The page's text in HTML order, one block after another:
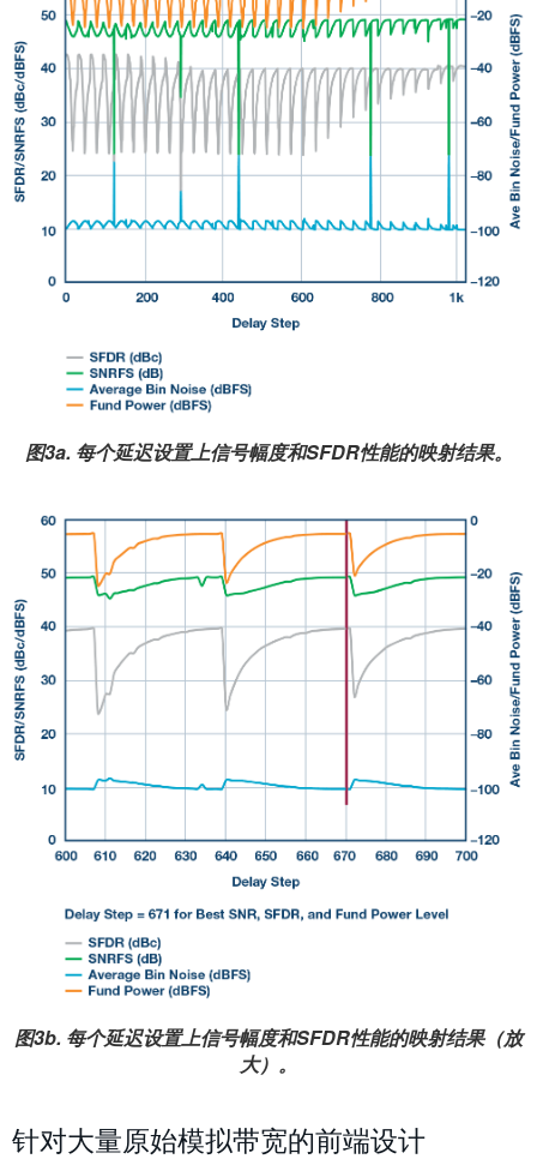
图3a. 每个延迟设置上信号幅度和SFDR性能的映射结果。
图3b. 每个延迟设置上信号幅度和SFDR性能的映射结果（放
大）。
针对大量原始模拟带宽的前端设计